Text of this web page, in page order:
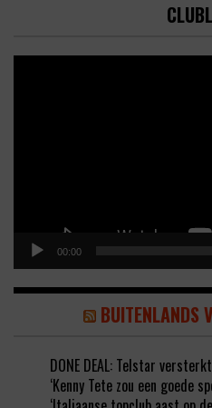
00:00
BUITENLANDS
DONE DEAL: Telstar
‘Kenny Tete zou een goede